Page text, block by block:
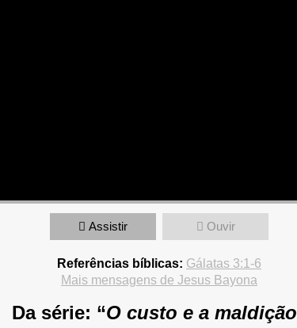
Assistir Ouvir
Referências bíblicas: Gálatas 3:1-6
Mais mensagens de Jesus Bayona
Da série: “O custo e a maldição